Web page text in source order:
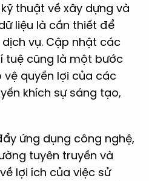
thuật về xây dựng và
liệu là cần thiết để
vụ. Cập nhật các
tuệ cũng là một bước
quyền lợi của các
khích sự sáng tạo,
ứng dụng công nghệ,
tuyên truyền và
lợi ích của việc sử